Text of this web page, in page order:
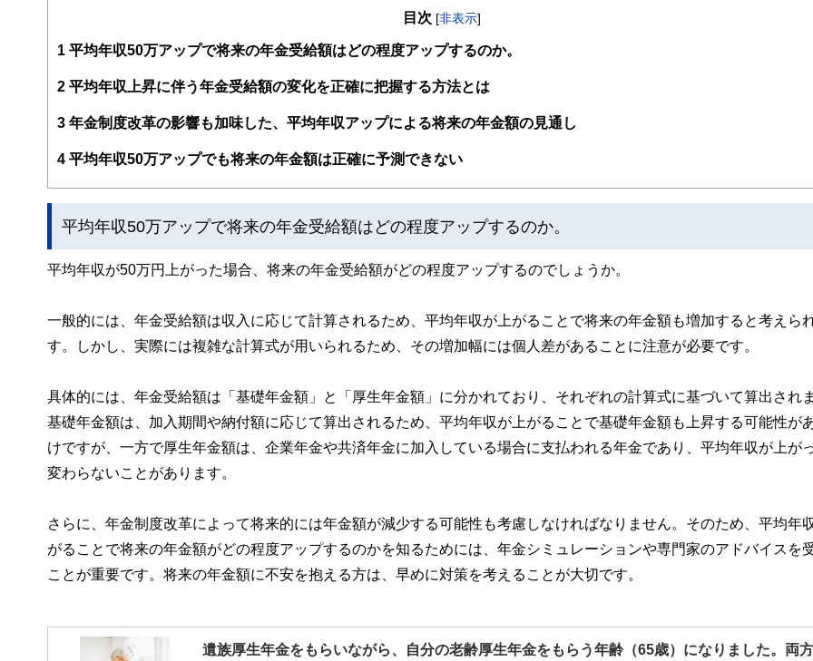
案から記事掲載まですべての工程に関わることで、読者目線のコンテンツを追求しています。
FinancialFieldの特徴は、ファイナンシャルプランナー、弁護士、税理士、宅地建物取引士、相続診断士、住宅ローンアドバイザー、DCプラン
ー、公認会計士、社会保険労務士、行政書士、投資アナリスト、キャリアコンサルタントなど150名以上の有資格者を執筆者・監修者として迎
と、読み応えのあるコンテンツと確かな情報発信を実現しています。
私たちは、快適でより良い生活のアイデアを提供するお金のコンシェルジュを目指します。
目次 [非表示]
1 平均年収50万アップで将来の年金受給額はどの程度アップするのか。
2 平均年収上昇に伴う年金受給額の変化を正確に把握する方法とは
3 年金制度改革の影響も加味した、平均年収アップによる将来の年金額の見通し
4 平均年収50万アップでも将来の年金額は正確に予測できない
平均年収50万アップで将来の年金受給額はどの程度アップするのか。
平均年収が50万円上がった場合、将来の年金受給額がどの程度アップするのでしょうか。
一般的には、年金受給額は収入に応じて計算されるため、平均年収が上がることで将来の年金額も増加すると考えら
す。しかし、実際には複雑な計算式が用いられるため、その増加幅には個人差があることに注意が必要です。
具体的には、年金受給額は「基礎年金額」と「厚生年金額」に分かれており、それぞれの計算式に基づいて算出されま
基礎年金額は、加入期間や納付額に応じて算出されるため、平均年収が上がることで基礎年金額も上昇する可能性が
けですが、一方で厚生年金額は、企業年金や共済年金に加入している場合に支払われる年金であり、平均年収が上が
変わらないことがあります。
さらに、年金制度改革によって将来的には年金額が減少する可能性も考慮しなければなりません。そのため、平均年
がることで将来の年金額がどの程度アップするのかを知るためには、年金シミュレーションや専門家のアドバイスを
ことが重要です。将来の年金額に不安を抱える方は、早めに対策を考えることが大切です。
遺族厚生年金をもらいながら、自分の老齢厚生年金をもらう年齢（65歳）になりました。両